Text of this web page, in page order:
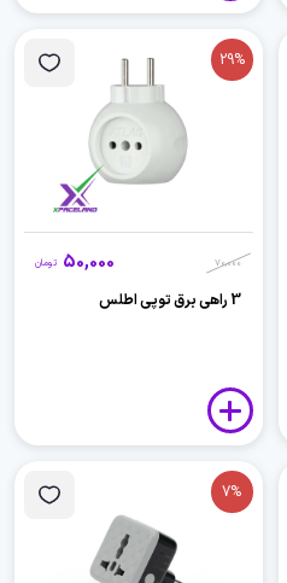
29%
70,000
50,000 تومان
3 راهی برق توپی اطلس
7%